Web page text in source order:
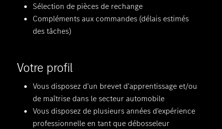
Sélection de pièces de rechange
Compléments aux commandes (délais estimés
des tâches)
Votre profil
Vous disposez d'un brevet d'apprentissage et/ou
de maîtrise dans le secteur automobile
Vous disposez de plusieurs années d'expérience
professionnelle en tant que débosseleur